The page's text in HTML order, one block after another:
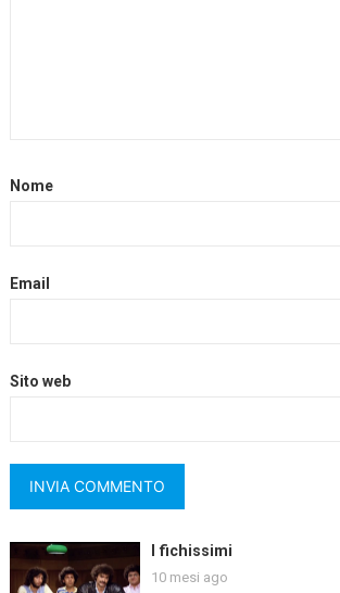
Nome
Email
Sito web
I fichissimi
10 mesi ago